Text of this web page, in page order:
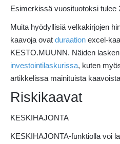
Esimerkissä vuosituotoksi tulee
Muita hyödyllisiä velkakirjojen
kaavoja ovat duraation excel-
KESTO.MUUNN. Näiden
investointilaskurissa, kuten
artikkelissa mainituista
Riskikaavat
KESKIHAJONTA
KESKIHAJONTA-funktiolla voi